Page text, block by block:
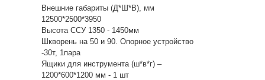
Внешние габариты (Д*Ш*В), мм
12500*2500*3950
Высота ССУ 1350 - 1450мм
Шкворень на 50 и 90. Опорное устройство
-30т, 1пара
Ящики для инструмента (ш*в*г) –
1200*600*1200 мм - 1 шт